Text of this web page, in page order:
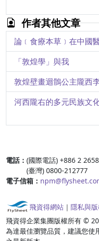
用筆近龍眠─論元朝文
中國古代的「玉兵」─
長樂又延年─東漢吉祥
「中華瑰寶赴美展」行
清乾隆窯粉彩久安圖雙
作者其他文章
「敦煌學」與我
敦煌壁畫迴鶻公主隴西
河西隴右的多元民族文
隋成陀羅造觀世音菩薩
張大千與敦煌
莫高窟非佛像壁畫簡介
從青銅器銘甲骨刻辭觀
電話： (國際電話) +886 2
(臺灣) 0800-212777
電子信箱：
飛資得網站 ｜ 隱私與
飛資得企業集團版權所有 ©
為達最佳瀏覽品質，建議您